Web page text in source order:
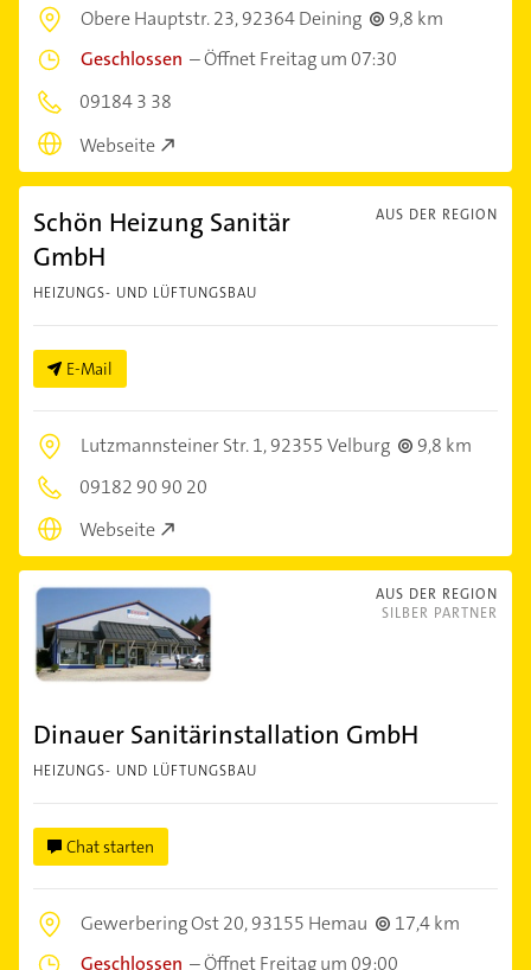
Obere Hauptstr. 23,92364 Deining
9,8 km
Geschlossen –Öffnet Freitag um 07:30
09184 3 38
Webseite
AUS DER REGION
Schön Heizung Sanitär
GmbH
HEIZUNGS- UND LÜFTUNGSBAU
E-Mail
Lutzmannsteiner Str. 1,92355 Velburg
9,8 km
09182 90 90 20
Webseite
AUS DER REGION
SILBER PARTNER
Dinauer Sanitärinstallation GmbH
HEIZUNGS- UND LÜFTUNGSBAU
Chat starten
Gewerbering Ost 20,93155 Hemau
17,4 km
Geschlossen –Öffnet Freitag um 09:00